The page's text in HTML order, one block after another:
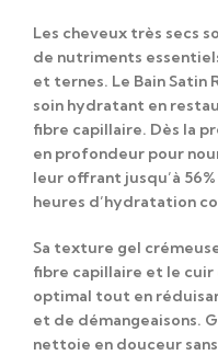
Les cheveux très secs
de nutriments
et ternes. Le Bain Satin
soin hydratant en
fibre capillaire. Dès la
en profondeur pour
leur offrant jusqu’à
heures d’hydratation
Sa texture gel
fibre capillaire et le
optimal tout en
et de démangeaisons.
nettoie en douceur